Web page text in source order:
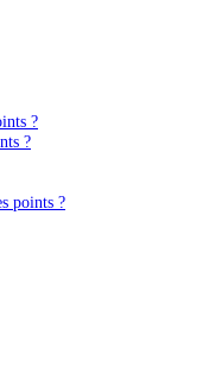
?
?
points ?